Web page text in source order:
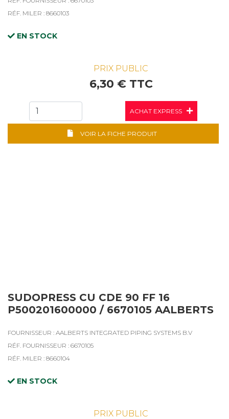
RÉF. MILER : 8660103
EN STOCK
PRIX PUBLIC
6,30 € TTC
ACHAT EXPRESS
VOIR LA FICHE PRODUIT
SUDOPRESS CU CDE 90 FF 16
P500201600000 / 6670105 AALBERTS
FOURNISSEUR : AALBERTS INTEGRATED PIPING SYSTEMS B.V
RÉF. FOURNISSEUR : 6670105
RÉF. MILER : 8660104
EN STOCK
PRIX PUBLIC